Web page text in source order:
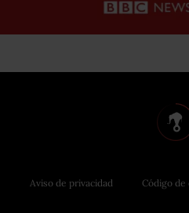
Aviso de privacidad Código de